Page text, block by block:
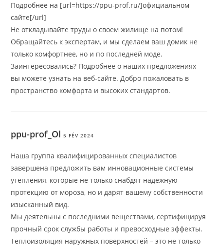
Подробнее на [url=https://ppu-prof.ru/]официальном
сайте[/url]
Не откладывайте труды о своем жилище на потом!
Обращайтесь к экспертам, и мы сделаем ваш домик не
только комфортнее, но и по последней моде.
Заинтересовались? Подробнее о наших предложениях
вы можете узнать на веб-сайте. Добро пожаловать в
пространство комфорта и высоких стандартов.
ppu-prof_Ol 5 FÉV 2024
Наша группа квалифицированных специалистов
завершена предложить вам инновационные системы
утепления, которые не только снабдят надежную
протекцию от мороза, но и дарят вашему собственности
изысканный вид.
Мы деятельны с последними веществами, сертифицируя
прочный срок службы работы и превосходные эффекты.
Теплоизоляция наружных поверхностей – это не только